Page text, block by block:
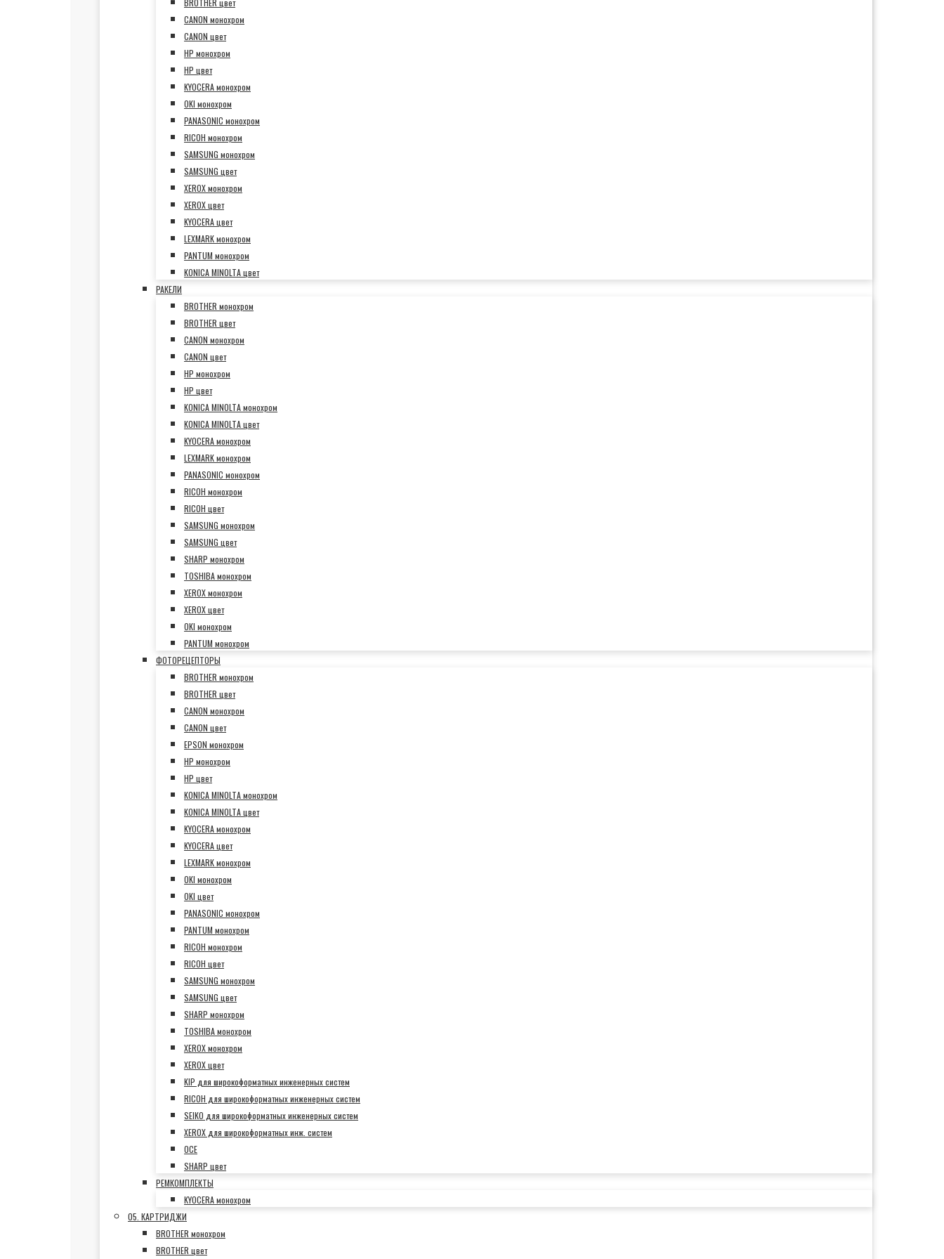
BROTHER цвет
CANON монохром
CANON цвет
HP монохром
HP цвет
KYOCERA монохром
OKI монохром
PANASONIC монохром
RICOH монохром
SAMSUNG монохром
SAMSUNG цвет
XEROX монохром
XEROX цвет
KYOCERA цвет
LEXMARK монохром
PANTUM монохром
KONICA MINOLTA цвет
РАКЕЛИ
BROTHER монохром
BROTHER цвет
CANON монохром
CANON цвет
HP монохром
HP цвет
KONICA MINOLTA монохром
KONICA MINOLTA цвет
KYOCERA монохром
LEXMARK монохром
PANASONIC монохром
RICOH монохром
RICOH цвет
SAMSUNG монохром
SAMSUNG цвет
SHARP монохром
TOSHIBA монохром
XEROX монохром
XEROX цвет
OKI монохром
PANTUM монохром
ФОТОРЕЦЕПТОРЫ
BROTHER монохром
BROTHER цвет
CANON монохром
CANON цвет
EPSON монохром
HP монохром
HP цвет
KONICA MINOLTA монохром
KONICA MINOLTA цвет
KYOCERA монохром
KYOCERA цвет
LEXMARK монохром
OKI монохром
OKI цвет
PANASONIC монохром
PANTUM монохром
RICOH монохром
RICOH цвет
SAMSUNG монохром
SAMSUNG цвет
SHARP монохром
TOSHIBA монохром
XEROX монохром
XEROX цвет
KIP для широкоформатных инженерных систем
RICOH для широкоформатных инженерных систем
SEIKO для широкоформатных инженерных систем
XEROX для широкоформатных инж. систем
OCE
SHARP цвет
РЕМКОМПЛЕКТЫ
KYOCERA монохром
05. КАРТРИДЖИ
BROTHER монохром
BROTHER цвет